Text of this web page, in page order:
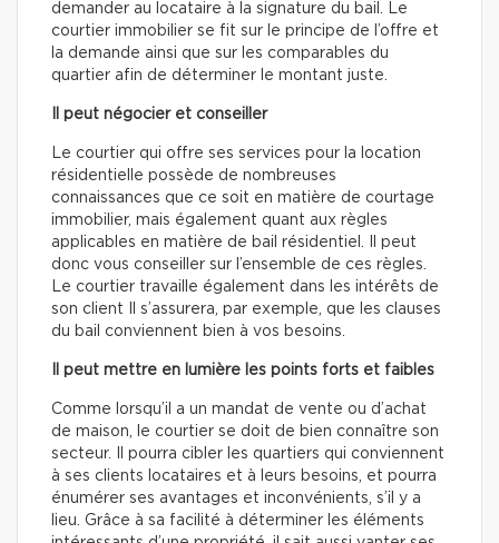
demander au locataire à la signature du bail. Le
courtier immobilier se fit sur le principe de l’offre et
la demande ainsi que sur les comparables du
quartier afin de déterminer le montant juste.
Il peut négocier et conseiller
Le courtier qui offre ses services pour la location
résidentielle possède de nombreuses
connaissances que ce soit en matière de courtage
immobilier, mais également quant aux règles
applicables en matière de bail résidentiel. Il peut
donc vous conseiller sur l’ensemble de ces règles.
Le courtier travaille également dans les intérêts de
son client Il s’assurera, par exemple, que les clauses
du bail conviennent bien à vos besoins.
Il peut mettre en lumière les points forts et faibles
Comme lorsqu’il a un mandat de vente ou d’achat
de maison, le courtier se doit de bien connaître son
secteur. Il pourra cibler les quartiers qui conviennent
à ses clients locataires et à leurs besoins, et pourra
énumérer ses avantages et inconvénients, s’il y a
lieu. Grâce à sa facilité à déterminer les éléments